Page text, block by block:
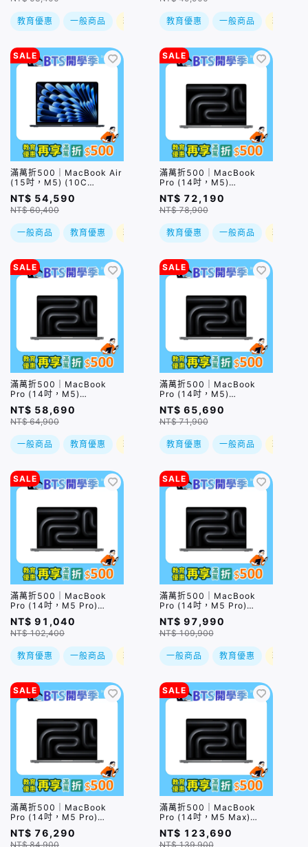
教育優惠 一般商品 現折 教育優惠 一般商品 現折
SALE
滿萬折500｜MacBook Air
(15吋，M5) (10C
GPU/16GB/1TB) / 四色
(售價已折)｜預購，到貨後
依訂單順序出貨
NT$ 54,590
NT$ 60,400
一般商品 教育優惠 現折
SALE
滿萬折500｜MacBook
Pro (14吋，M5)
(10C/10C
GPU/32GB/1TB) / 兩色
(售價已折)｜預購，到貨後
NT$ 72,190
NT$ 78,900
教育優惠 一般商品 現折
SALE
滿萬折500｜MacBook
Pro (14吋，M5)
(10C/10C
GPU/16GB/1TB) / 兩色
(售價已折)｜預購，到貨後
NT$ 58,690
NT$ 64,900
一般商品 教育優惠 現折
SALE
滿萬折500｜MacBook
Pro (14吋，M5)
(10C/10C
GPU/24GB/1TB) / 兩色
(售價已折)｜預購，到貨後
NT$ 65,690
NT$ 71,900
教育優惠 一般商品 現折
SALE
滿萬折500｜MacBook
Pro (14吋，M5 Pro)
(15C/16C
GPU/24GB/2TB) / 兩色
(售價已折)｜預購，到貨後
NT$ 91,040
NT$ 102,400
教育優惠 一般商品 現折
SALE
滿萬折500｜MacBook
Pro (14吋，M5 Pro)
(18C/20C
GPU/24GB/2TB) / 兩色
(售價已折)｜預購，到貨後
NT$ 97,990
NT$ 109,900
一般商品 教育優惠 現折
SALE
滿萬折500｜MacBook
Pro (14吋，M5 Pro)
(15C/16C
GPU/24GB/1TB) / 兩色
NT$ 76,290
NT$ 84,900
SALE
滿萬折500｜MacBook
Pro (14吋，M5 Max)
(18C/32C
GPU/36GB/2TB) / 兩色
NT$ 123,690
NT$ 139,900